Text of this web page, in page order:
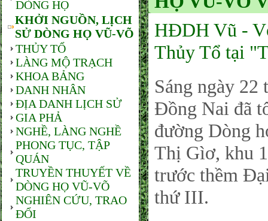
DÒNG HỌ
KHỞI NGUỒN, LỊCH
SỬ DÒNG HỌ VŨ-VÕ
THỦY TỔ
LÀNG MỘ TRẠCH
KHOA BẢNG
DANH NHÂN
ĐỊA DANH LỊCH SỬ
GIA PHẢ
NGHỀ, LÀNG NGHỀ
PHONG TỤC, TẬP
QUÁN
TRUYỀN THUYẾT VỀ
DÒNG HỌ VŨ-VÕ
NGHIÊN CỨU, TRAO
ĐỔI
HĐDH Vũ -
Thủy Tổ tại
Sáng ngày
Đồng Nai đã
đường Dòng
Thị Gìơ, khu
trước thềm
thứ III.